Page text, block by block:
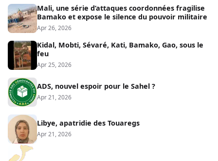
Mali, une série d’attaques coordonnées fragilise
Bamako et expose le silence du pouvoir militaire
Apr 26, 2026
Kidal, Mobti, Sévaré, Kati, Bamako, Gao, sous le
feu
Apr 25, 2026
ADS, nouvel espoir pour le Sahel ?
Apr 21, 2026
Libye, apatridie des Touaregs
Apr 21, 2026